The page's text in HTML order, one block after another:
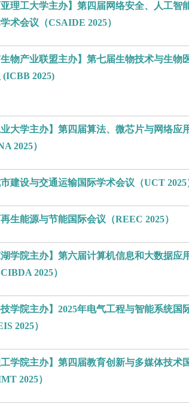
亚理工大学主办】第四届网络安全、人工智
术会议（CSAIDE 2025）
生物产业联盟主办】第七届生物技术与生物
(ICBB 2025)
业大学主办】第四届算法、微芯片与网络应
2025）
建设与交通运输国际学术会议（UCT 2025
生能源与节能国际会议（REEC 2025）
湖学院主办】第六届计算机信息和大数据应
2025）
技学院主办】2025年电气工程与智能系统国
2025）
工学院主办】第四届教育创新与多媒体技术
2025）